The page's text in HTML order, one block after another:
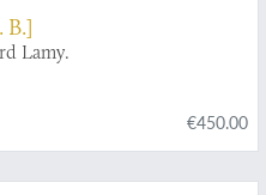
B.]
Lamy.
€450.00